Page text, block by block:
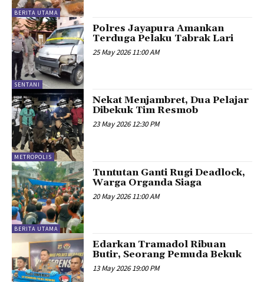
BERITA UTAMA
SENTANI
Polres Jayapura Amankan
Terduga Pelaku Tabrak Lari
25 May 2026 11:00 AM
METROPOLIS
Nekat Menjambret, Dua Pelajar
Dibekuk Tim Resmob
23 May 2026 12:30 PM
BERITA UTAMA
Tuntutan Ganti Rugi Deadlock,
Warga Organda Siaga
20 May 2026 11:00 AM
Edarkan Tramadol Ribuan
Butir, Seorang Pemuda Bekuk
13 May 2026 19:00 PM